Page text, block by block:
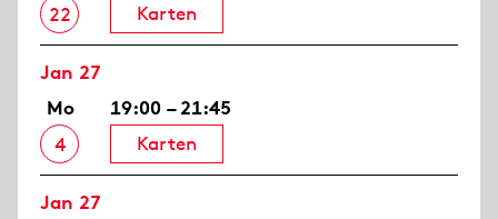
22
Karten
Jan 27
Mo
4
19:00 – 21:45
Karten
Jan 27